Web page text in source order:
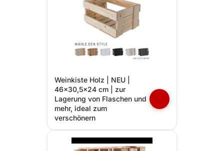
Weinkiste Holz | NEU |
46x30,5x24 cm | zur
Lagerung von Flaschen und
mehr, ideal zum
verschönern